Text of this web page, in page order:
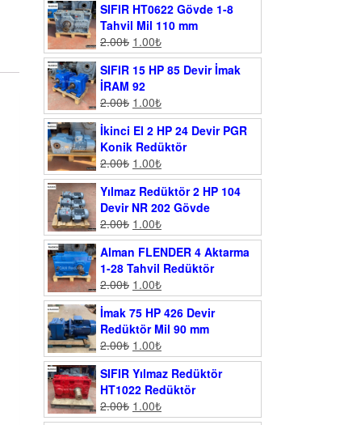
SIFIR HT0622 Gövde 1-8
Tahvil Mil 110 mm
2.00₺ 1.00₺
SIFIR 15 HP 85 Devir İmak
İRAM 92
2.00₺ 1.00₺
İkinci El 2 HP 24 Devir PGR
Konik Redüktör
2.00₺ 1.00₺
Yılmaz Redüktör 2 HP 104
Devir NR 202 Gövde
2.00₺ 1.00₺
Alman FLENDER 4 Aktarma
1-28 Tahvil Redüktör
2.00₺ 1.00₺
İmak 75 HP 426 Devir
Redüktör Mil 90 mm
2.00₺ 1.00₺
SIFIR Yılmaz Redüktör
HT1022 Redüktör
2.00₺ 1.00₺